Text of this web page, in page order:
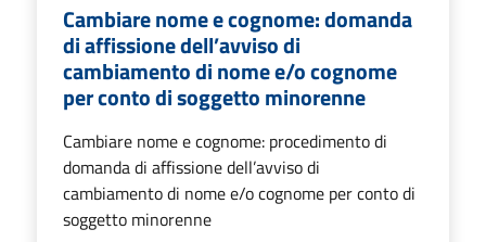
Cambiare nome e cognome: domanda
di affissione dell’avviso di
cambiamento di nome e/o cognome
per conto di soggetto minorenne
Cambiare nome e cognome: procedimento di
domanda di affissione dell’avviso di
cambiamento di nome e/o cognome per conto di
soggetto minorenne